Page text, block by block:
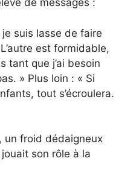
de messages :
suis lasse de faire
est formidable,
tant que j’ai besoin
» Plus loin : « Si
tout s’écroulera.
un froid dédaigneux
son rôle à la